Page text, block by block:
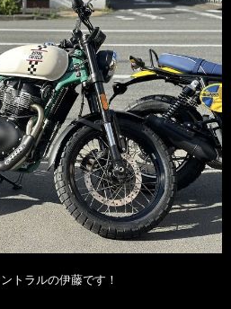
トラルの伊藤です！